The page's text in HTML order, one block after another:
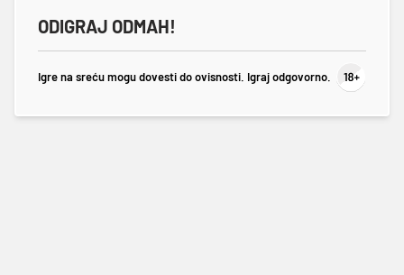
ODIGRAJ ODMAH!
Igre na sreću mogu dovesti do ovisnosti. Igraj odgovorno.